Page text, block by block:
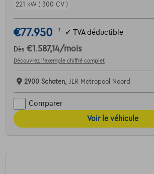
221 kW ( 300 CV )
€77.950 1 ✓ TVA déductible
Dès €1.587,14/mois
Découvrez l’exemple chiffré complet
2900 Schoten, JLR Metropool Noord
Comparer
Voir le véhicule